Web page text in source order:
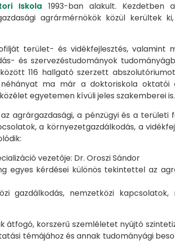
Iskola 1993-ban alakult. Kezdetben
agrármérnökök közül kerültek
terület- és vidékfejlesztés, valamint
és szervezéstudományok
116 hallgató szerzett
ma már a doktoriskola
egyetemen kívüli jeles szakemberei is.
agrárgazdasági, a pénzügyi és a
a környezetgazdálkodás, a
vezetője: Dr. Oroszi Sándor
egyes kérdései különös tekintettel az
gazdálkodás, nemzetközi
korszerű szemléletet nyújtó
témájához és annak tudományági